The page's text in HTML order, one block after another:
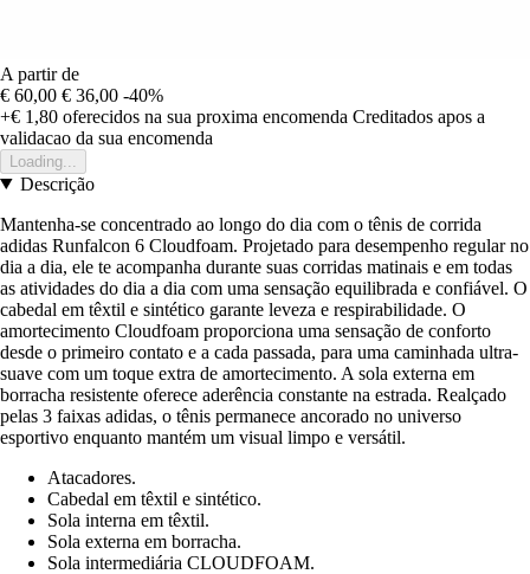
A partir de
€ 60,00 € 36,00 -40%
+€ 1,80 oferecidos na sua proxima encomenda Creditados apos a
validacao da sua encomenda
Loading...
Descrição
Mantenha-se concentrado ao longo do dia com o tênis de corrida
adidas Runfalcon 6 Cloudfoam. Projetado para desempenho regular no
dia a dia, ele te acompanha durante suas corridas matinais e em todas
as atividades do dia a dia com uma sensação equilibrada e confiável. O
cabedal em têxtil e sintético garante leveza e respirabilidade. O
amortecimento Cloudfoam proporciona uma sensação de conforto
desde o primeiro contato e a cada passada, para uma caminhada ultra-
suave com um toque extra de amortecimento. A sola externa em
borracha resistente oferece aderência constante na estrada. Realçado
pelas 3 faixas adidas, o tênis permanece ancorado no universo
esportivo enquanto mantém um visual limpo e versátil.
Atacadores.
Cabedal em têxtil e sintético.
Sola interna em têxtil.
Sola externa em borracha.
Sola intermediária CLOUDFOAM.